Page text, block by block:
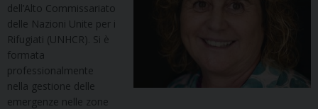
dell’Alto Commissariato
delle Nazioni Unite per i
Rifugiati (UNHCR). Si è
formata
professionalmente
nella gestione delle
emergenze nelle zone